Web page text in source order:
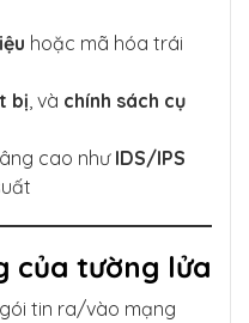
hoặc mã hóa trái
bị , và chính sách cụ
cao như IDS/IPS
của tường lửa
tin ra/vào mạng